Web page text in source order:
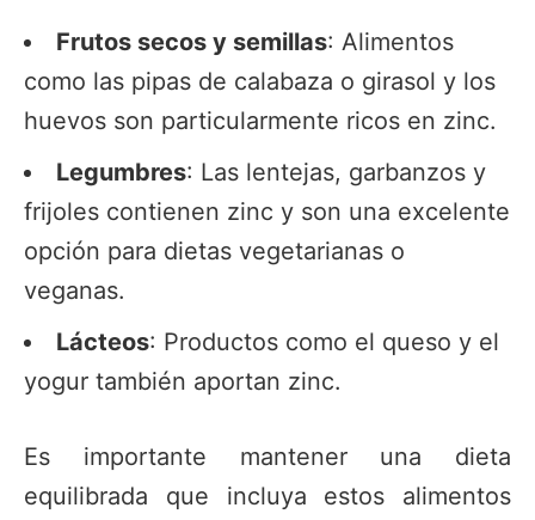
Frutos secos y semillas: Alimentos
como las pipas de calabaza o girasol y los
huevos son particularmente ricos en zinc.
Legumbres: Las lentejas, garbanzos y
frijoles contienen zinc y son una excelente
opción para dietas vegetarianas o
veganas.
Lácteos: Productos como el queso y el
yogur también aportan zinc.
Es importante mantener una dieta
equilibrada que incluya estos alimentos